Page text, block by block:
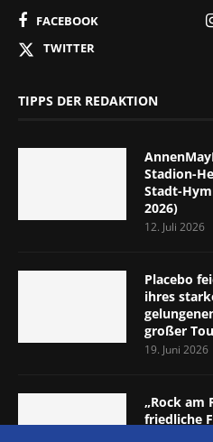
FACEBOOK
TWITTER
TIPPS DER REDAKTION
Stadion-
Stadt-
2026)
12. Juli 2026
Placebo
ihres
großer
19. Juni 2026
„Rock am
friedliche